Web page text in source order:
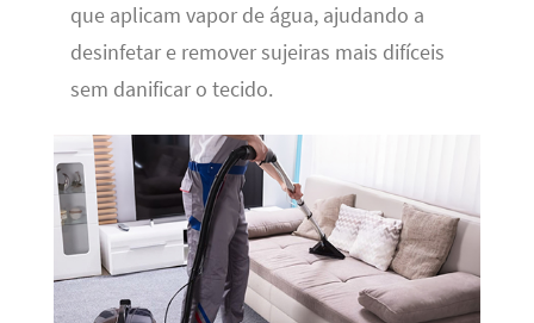
que aplicam vapor de água, ajudando a
desinfetar e remover sujeiras mais difíceis
sem danificar o tecido.